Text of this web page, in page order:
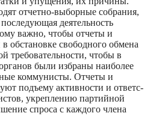
отчетно-выборные собрания,
деятельность
важно, чтобы отчеты и
обстановке свободного обмена
требовательности, чтобы в
были избраны наиболее
коммунисты. Отчеты и
подъему активности и ответс-
укреплению партийной
спроса с каждого члена